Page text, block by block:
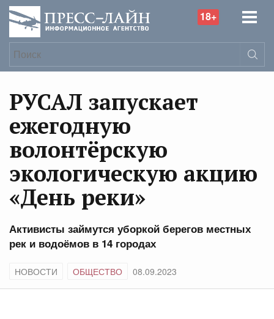
18+
РУСАЛ запускает
ежегодную
волонтёрскую
экологическую акцию
«День реки»
Активисты займутся уборкой берегов местных
рек и водоёмов в 14 городах
НОВОСТИ ОБЩЕСТВО 08.09.2023